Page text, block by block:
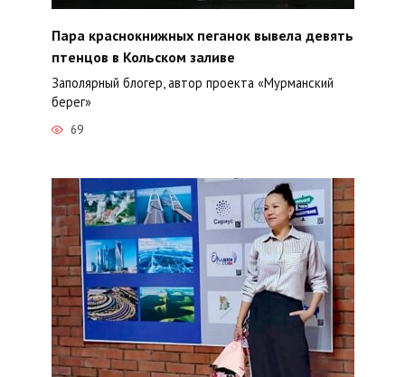
Пара краснокнижных пеганок вывела девять
птенцов в Кольском заливе
Заполярный блогер, автор проекта «Мурманский
берег»
69